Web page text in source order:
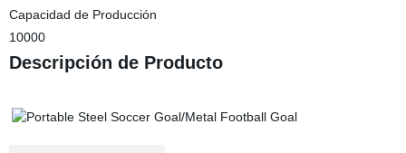
Capacidad de Producción
10000
Descripción de Producto